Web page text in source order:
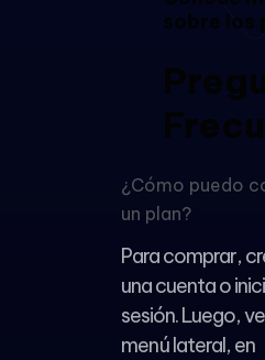
Panel y Sello
Sostenibilidad
sobre los
¿Cómo puedo
un plan?
Para comprar,
una cuenta o
sesión. Luego,
menú lateral, en